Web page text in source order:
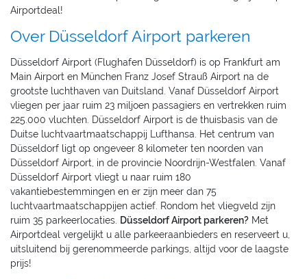
Airportdeal!
Over Düsseldorf Airport parkeren
Düsseldorf Airport (Flughafen Düsseldorf) is op Frankfurt am
Main Airport en München Franz Josef Strauß Airport na de
grootste luchthaven van Duitsland. Vanaf Düsseldorf Airport
vliegen per jaar ruim 23 miljoen passagiers en vertrekken ruim
225.000 vluchten. Düsseldorf Airport is de thuisbasis van de
Duitse luchtvaartmaatschappij Lufthansa. Het centrum van
Düsseldorf ligt op ongeveer 8 kilometer ten noorden van
Düsseldorf Airport, in de provincie Noordrijn-Westfalen. Vanaf
Düsseldorf Airport vliegt u naar ruim 180
vakantiebestemmingen en er zijn meer dan 75
luchtvaartmaatschappijen actief. Rondom het vliegveld zijn
ruim 35 parkeerlocaties. Düsseldorf Airport parkeren? Met
Airportdeal vergelijkt u alle parkeeraanbieders en reserveert u,
uitsluitend bij gerenommeerde parkings, altijd voor de laagste
prijs!